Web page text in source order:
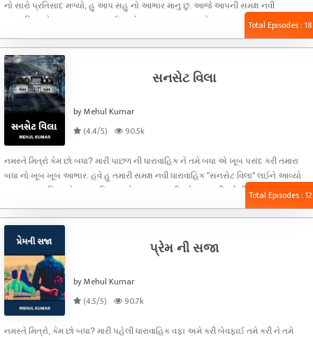
નો સારો પ્રતિસાદ મળ્યો, હુ આપ સહુ નો આભાર માનુ છુ. આજે આપની સમક્ષ નવી
ધારાવાહિક પ્રેમાત્મા રજૂ કરવા જઈ રહ્યો છુ. હુ આશા રાખુ છુ કે આપ સહુ ને આ ધારાવાહિક
એવી યુવતી હતી જે એકદમ ખુશ મીજાજ એને જોઈને રડતા લોકો પણ હસી દે. એ એક સારા
ખાનદાન ની
Total Episodes : 18
સનસેટ વિલા
by Mehul Kumar
(4.4/5)
90.5k
નમસ્તે મિત્રો કેમ છો બધા? મારી પાછળ ની ધારાવાહિક ને તમે બધા એ ખૂબ પસંદ કરી તમારા
બધા નો ખૂબ ખૂબ આભાર. હવે હુ તમારી સમક્ષ નવી ધારાવાહિક "સનસેટ વિલા" લઈને આવ્યો
છુ. આ ધારાવાહિક પ્રેમ પર નહિ પણ હોરર પર આધારીત છે. આ મારી પહેલી હોરર ધારાવાહિક
ધારાવાહિક નો પહેલો ભાગ. . . ગુજરાત જિલ્લા મા આવેલુ શહેર સુરત. સુરત મા એક
Total Episodes : 12
પ્રેમ ની સજા
by Mehul Kumar
(4.5/5)
90.7k
નમસ્તે મિત્રો, કેમ છો બધા? મારી પહેલી ધારાવાહિક વફા અમે કરી બેવફાઈ તમે કરી ને તમે